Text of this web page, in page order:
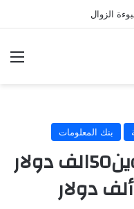
الزوال
بنك المعلومات
تجاوزت عملة البيتكوين50الف دولار